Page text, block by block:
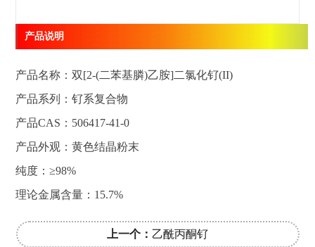
产品说明
产品名称：双[2-(二苯基膦)乙胺]二氯化钌(II)
产品系列：钌系复合物
产品CAS：506417-41-0
产品外观：黄色结晶粉末
纯度：≥98%
理论金属含量：15.7%
上一个： 乙酰丙酮钌